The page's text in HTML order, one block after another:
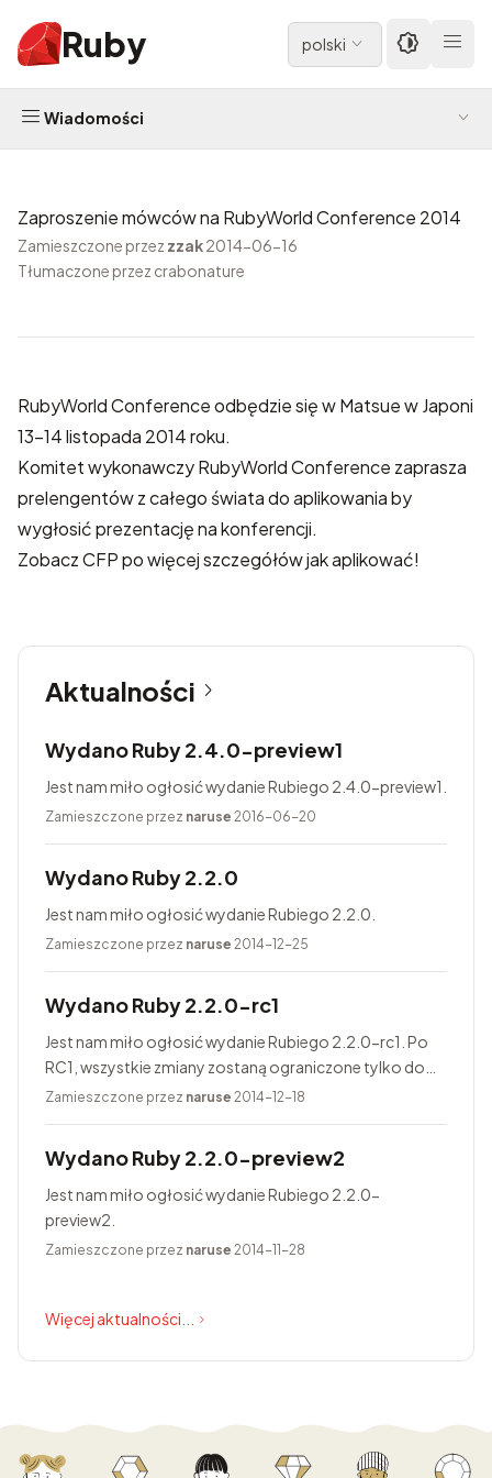
Ruby polski
Wiadomości
Zaproszenie mówców na RubyWorld Conference 2014
Zamieszczone przez zzak2014-06-16
Tłumaczone przez crabonature
RubyWorld Conferenceodbędzie się w Matsue w Japoni
13-14 listopada 2014 roku.
Komitet wykonawczy RubyWorld Conference zaprasza
prelengentów z całego świata do aplikowania by
wygłosić prezentację na konferencji.
ZobaczCFPpo więcej szczegółów jak aplikować!
Aktualności
Wydano Ruby 2.4.0-preview1
Jest nam miło ogłosić wydanie Rubiego 2.4.0-preview1.
Zamieszczone przez naruse 2016-06-20
Wydano Ruby 2.2.0
Jest nam miło ogłosić wydanie Rubiego 2.2.0.
Zamieszczone przez naruse 2014-12-25
Wydano Ruby 2.2.0-rc1
Jest nam miło ogłosić wydanie Rubiego 2.2.0-rc1. Po
RC1, wszystkie zmiany zostaną ograniczone tylko do
poprawiania błędów. Finalne wydanie Rubiego 2.2.0
Zamieszczone przez naruse 2014-12-18
Wydano Ruby 2.2.0-preview2
Jest nam miło ogłosić wydanie Rubiego 2.2.0-
preview2.
Zamieszczone przez naruse 2014-11-28
Więcej aktualności...